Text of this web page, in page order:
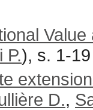
P.), s. 1-19
D.,